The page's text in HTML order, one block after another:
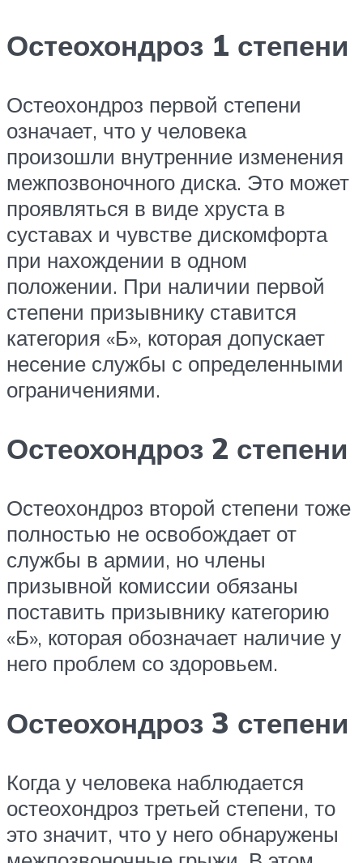
Остеохондроз 1 степени
Остеохондроз первой степени
означает, что у человека
произошли внутренние изменения
межпозвоночного диска. Это может
проявляться в виде хруста в
суставах и чувстве дискомфорта
при нахождении в одном
положении. При наличии первой
степени призывнику ставится
категория «Б», которая допускает
несение службы с определенными
ограничениями.
Остеохондроз 2 степени
Остеохондроз второй степени тоже
полностью не освобождает от
службы в армии, но члены
призывной комиссии обязаны
поставить призывнику категорию
«Б», которая обозначает наличие у
него проблем со здоровьем.
Остеохондроз 3 степени
Когда у человека наблюдается
остеохондроз третьей степени, то
это значит, что у него обнаружены